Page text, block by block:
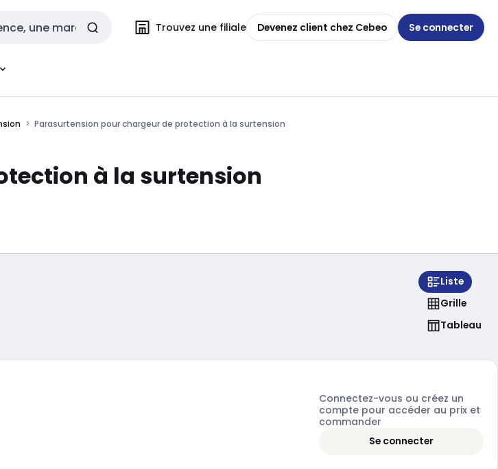
Trouvez une filiale Devenez client chez Cebeo Se connecter
Parasurtension pour chargeur de protection à la surtension
à la surtension
Liste
Grille
Tableau
Connectez-vous ou créez un
compte pour accéder au prix et
commander
Se connecter